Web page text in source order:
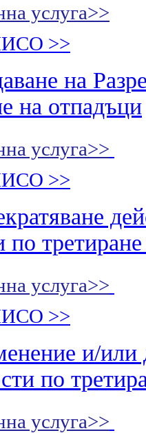
услуга>>
>>
на
на отпадъци
услуга>>
>>
по
услуга>>
>>
и/или
по
услуга>>